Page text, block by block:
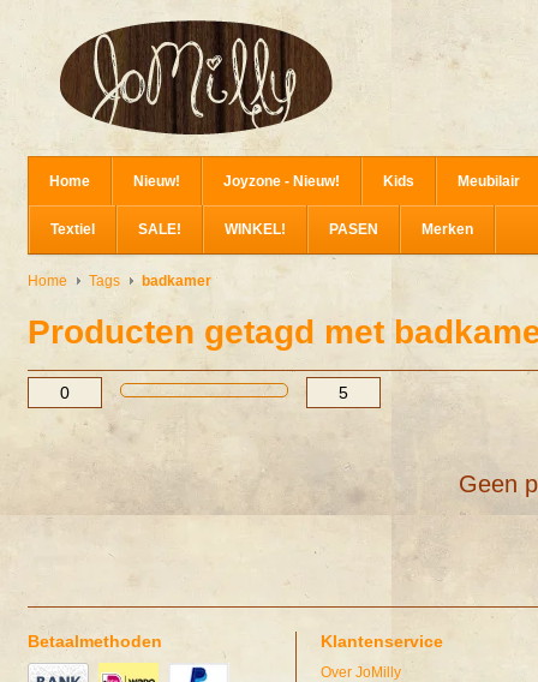
Home Nieuw! Joyzone - Nieuw! Kids Meubilair
Textiel SALE! WINKEL! PASEN Merken
Home Tags badkamer
Producten getagd met
Geen
Betaalmethoden Klantenservice
Over JoMilly